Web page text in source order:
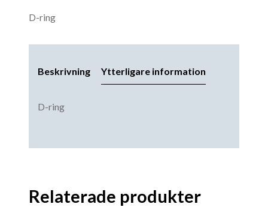
D-ring
Beskrivning Ytterligare information
D-ring
Relaterade produkter